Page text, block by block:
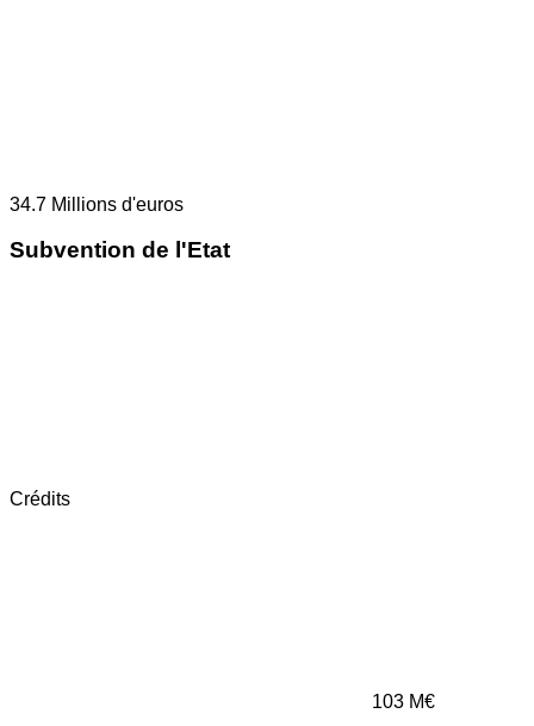
34.7 Millions d'euros
Subvention de l'Etat
Crédits
103 M€